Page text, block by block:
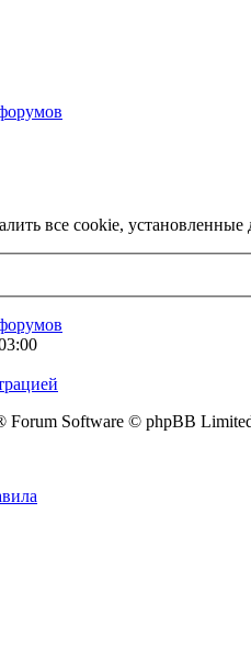
все cookie,
Forum Software © phpBB